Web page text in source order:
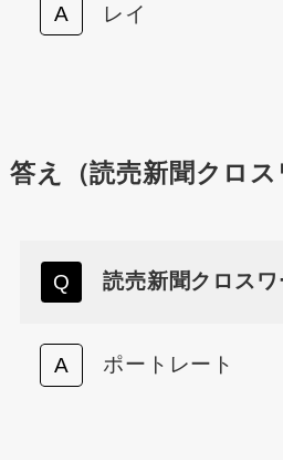
レイ
答え（読売新聞クロス
読売新聞クロスワ
ポートレート